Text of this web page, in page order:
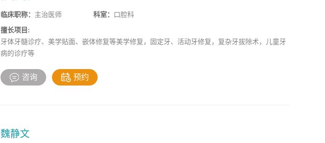
临床职称： 主治医师 科室： 口腔科
擅长项目:
牙体牙髓诊疗、美学贴面、嵌体修复等美学修复，固定牙、活动牙修复，复杂牙拔除术，儿童牙
病的诊疗等
咨询 预约
魏静文